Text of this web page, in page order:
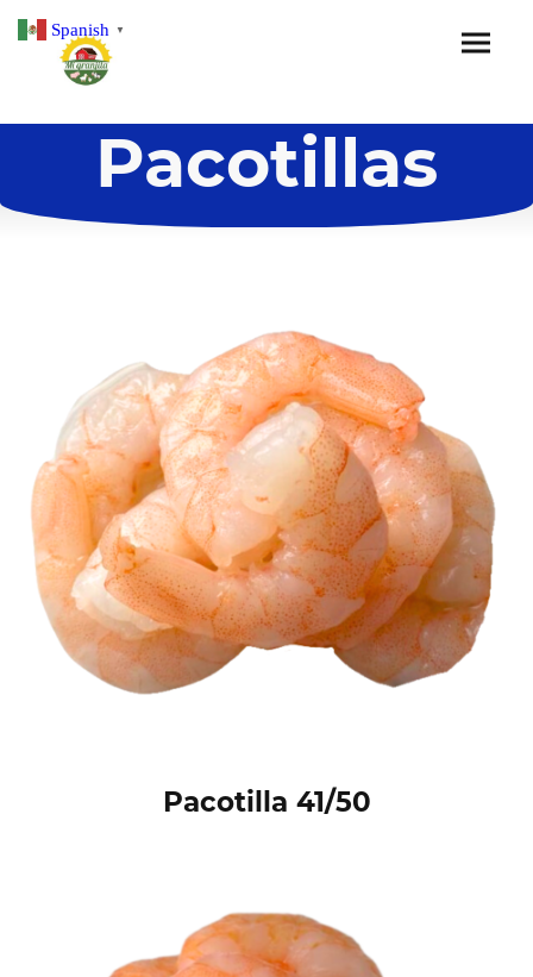
Pacotillas
Pacotilla 41/50
Spanish ▼